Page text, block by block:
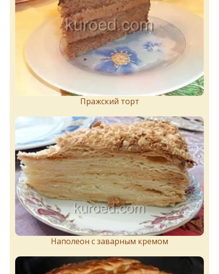
Пражский торт
Наполеон с заварным кремом